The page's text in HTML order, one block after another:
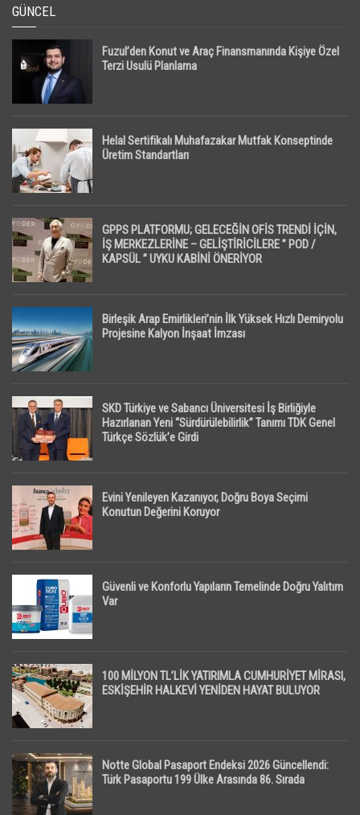
GÜNCEL
Fuzul’den Konut ve Araç Finansmanında Kişiye Özel
Terzi Usulü Planlama
Helal Sertifikalı Muhafazakar Mutfak Konseptinde
Üretim Standartları
GPPS PLATFORMU; GELECEĞİN OFİS TRENDİ İÇİN,
İŞ MERKEZLERİNE – GELİŞTİRİCİLERE ” POD /
KAPSÜL ” UYKU KABİNİ ÖNERİYOR
Birleşik Arap Emirlikleri’nin İlk Yüksek Hızlı Demiryolu
Projesine Kalyon İnşaat İmzası
SKD Türkiye ve Sabancı Üniversitesi İş Birliğiyle
Hazırlanan Yeni “Sürdürülebilirlik” Tanımı TDK Genel
Türkçe Sözlük’e Girdi
Evini Yenileyen Kazanıyor, Doğru Boya Seçimi
Konutun Değerini Koruyor
Güvenli ve Konforlu Yapıların Temelinde Doğru Yalıtım
Var
100 MİLYON TL’LİK YATIRIMLA CUMHURİYET MİRASI,
ESKİŞEHİR HALKEVİ YENİDEN HAYAT BULUYOR
Notte Global Pasaport Endeksi 2026 Güncellendi:
Türk Pasaportu 199 Ülke Arasında 86. Sırada